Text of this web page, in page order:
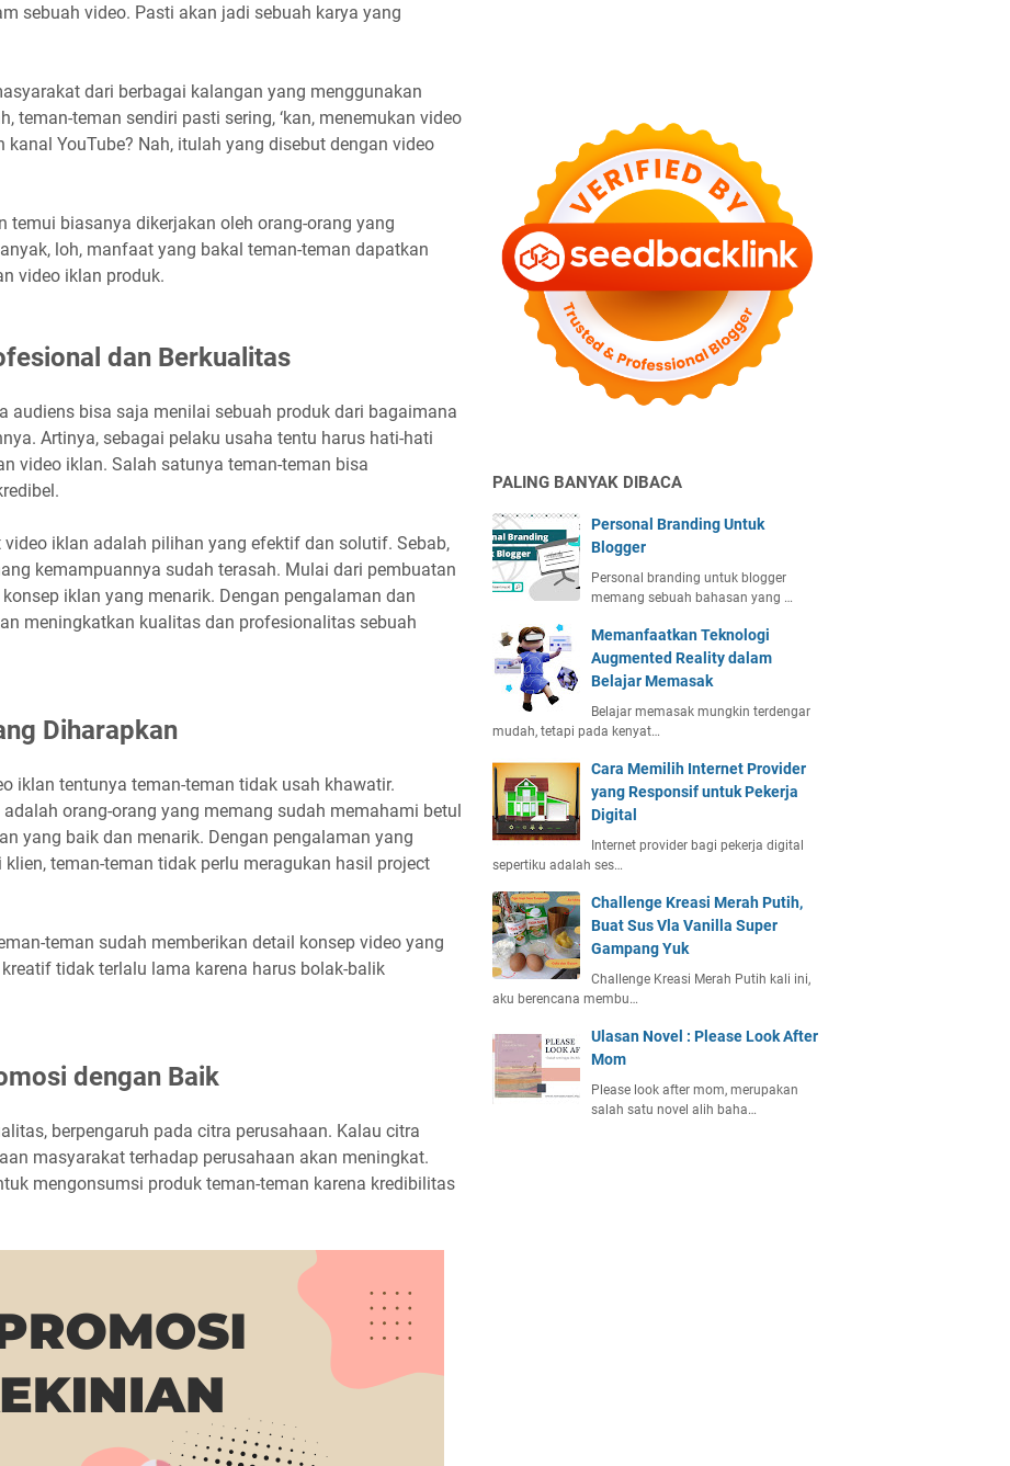
sebuah video. Pasti akan jadi sebuah karya yang
dari berbagai kalangan yang menggunakan
teman-teman sendiri pasti sering, ‘kan, menemukan video
YouTube? Nah, itulah yang disebut dengan video
temui biasanya dikerjakan oleh orang-orang yang
loh, manfaat yang bakal teman-teman dapatkan
video iklan produk.
dan Berkualitas
audiens bisa saja menilai sebuah produk dari bagaimana
Artinya, sebagai pelaku usaha tentu harus hati-hati
video iklan. Salah satunya teman-teman bisa
iklan adalah pilihan yang efektif dan solutif. Sebab,
kemampuannya sudah terasah. Mulai dari pembuatan
iklan yang menarik. Dengan pengalaman dan
meningkatkan kualitas dan profesionalitas sebuah
Diharapkan
iklan tentunya teman-teman tidak usah khawatir.
orang-orang yang memang sudah memahami betul
yang baik dan menarik. Dengan pengalaman yang
teman-teman tidak perlu meragukan hasil project
teman sudah memberikan detail konsep video yang
tidak terlalu lama karena harus bolak-balik
dengan Baik
berpengaruh pada citra perusahaan. Kalau citra
masyarakat terhadap perusahaan akan meningkat.
mengonsumsi produk teman-teman karena kredibilitas
PALING BANYAK DIBACA
Personal Branding Untuk
Blogger
Personal branding untuk blogger
memang sebuah bahasan yang …
Memanfaatkan Teknologi
Augmented Reality dalam
Belajar Memasak
Belajar memasak mungkin terdengar
mudah, tetapi pada kenyat…
Cara Memilih Internet Provider
yang Responsif untuk Pekerja
Digital
Internet provider bagi pekerja digital
sepertiku adalah ses…
Challenge Kreasi Merah Putih,
Buat Sus Vla Vanilla Super
Gampang Yuk
Challenge Kreasi Merah Putih kali ini,
aku berencana membu…
Ulasan Novel : Please Look After
Mom
Please look after mom, merupakan
salah satu novel alih baha…